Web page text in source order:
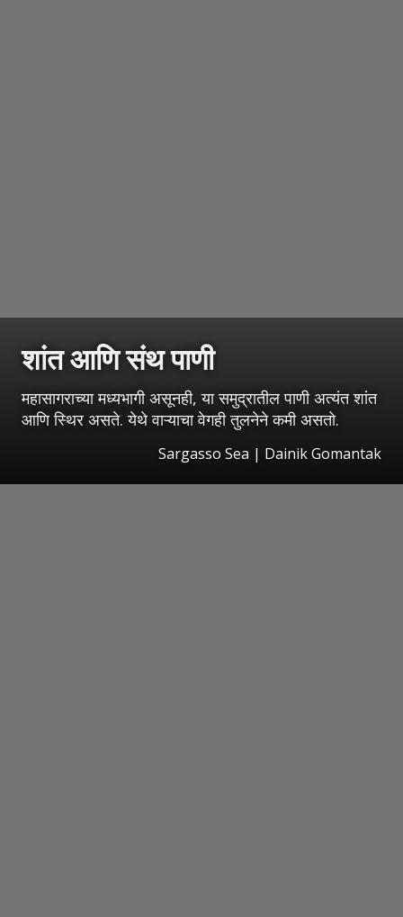
शांत आणि संथ पाणी
महासागराच्या मध्यभागी असूनही, या समुद्रातील पाणी अत्यंत शांत
आणि स्थिर असते. येथे वाऱ्याचा वेगही तुलनेने कमी असतो.
Sargasso Sea | Dainik Gomantak